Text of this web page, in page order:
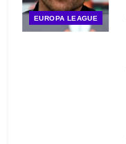
EUROPA LEAGUE